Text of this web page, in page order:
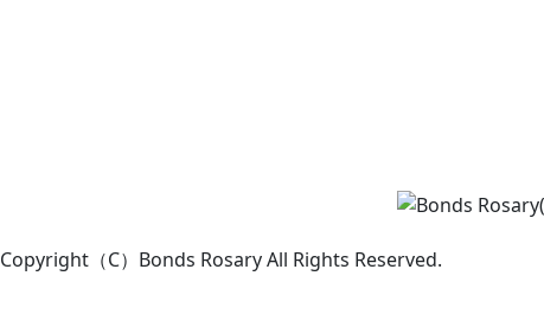
Copyright（C）Bonds Rosary All Rights Reserved.